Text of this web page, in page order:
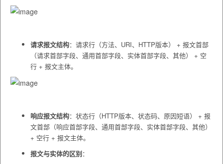
请求报文结构：请求行（方法、URI、HTTP版本） + 报文首部
（请求首部字段、通用首部字段、实体首部字段、其他） + 空
行 + 报文主体。
响应报文结构：状态行（HTTP版本、状态码、原因短语） + 报
文首部（响应首部字段、通用首部字段、实体首部字段、其他）
+ 空行 + 报文主体。
报文与实体的区别：